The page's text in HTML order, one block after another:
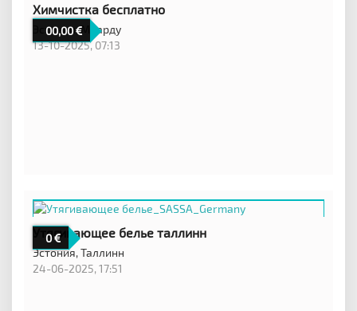
00,00
Химчистка бесплатно
Эстония,Маарду
13-10-2025, 07:13
0
Утягивающее белье таллинн
Эстония,Таллинн
24-06-2025, 17:51